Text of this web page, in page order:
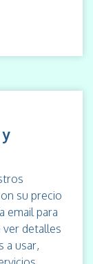
su precio
email para
ver detalles
a usar,